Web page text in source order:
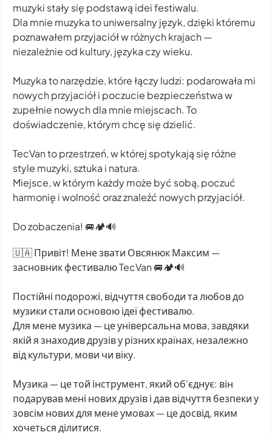
muzyki stały się podstawą idei festiwalu.
Dla mnie muzyka to uniwersalny język, dzięki któremu
poznawałem przyjaciół w różnych krajach —
niezależnie od kultury, języka czy wieku.
Muzyka to narzędzie, które łączy ludzi: podarowała mi
nowych przyjaciół i poczucie bezpieczeństwa w
zupełnie nowych dla mnie miejscach. To
doświadczenie, którym chcę się dzielić.
TecVan to przestrzeń, w której spotykają się różne
style muzyki, sztuka i natura.
Miejsce, w którym każdy może być sobą, poczuć
harmonię i wolność oraz znaleźć nowych przyjaciół.
Do zobaczenia! 🚐🏕️🔊
🇺🇦 Привіт! Мене звати Овсянюк Максим —
засновник фестивалю TecVan 🚐🏕️🔊
Постійні подорожі, відчуття свободи та любов до
музики стали основою ідеї фестивалю.
Для мене музика — це універсальна мова, завдяки
якій я знаходив друзів у різних країнах, незалежно
від культури, мови чи віку.
Музика — це той інструмент, який об’єднує: він
подарував мені нових друзів і дав відчуття безпеки у
зовсім нових для мене умовах — це досвід, яким
хочеться ділитися.